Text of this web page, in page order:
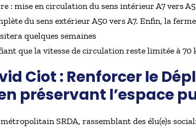
: mise en circulation du sens intérieur A7 vers
du sens extérieur A50 vers A7. Enfin, la
quelques semaines
que la vitesse de circulation reste limitée à 70
Ciot : Renforcer le
préservant l’espace
SRDA, rassemblant des élu(e)s